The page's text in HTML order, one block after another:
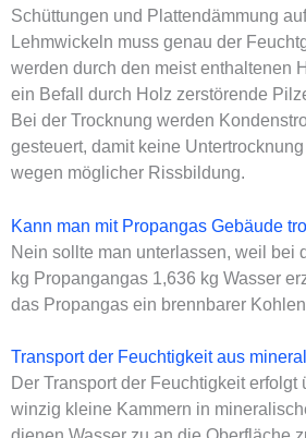
Schüttungen und Plattendämmung
Lehmwickeln muss genau der
werden durch den meist enthaltenen
ein Befall durch Holz zerstörende
Bei der Trocknung werden
gesteuert, damit keine
wegen möglicher Rissbildung.
Kann man mit Propangas Gebäude
Nein sollte man unterlassen, weil bei
kg Propangangas 1,636 kg Wasser
das Propangas ein brennbarer
Transport der Feuchtigkeit aus
Der Transport der Feuchtigkeit erfolgt
winzig kleine Kammern in